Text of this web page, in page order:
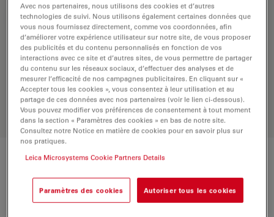
DEMANDE DE DEVIS
Découvrez la solution idéale.
Explorez notresélecteur d’objectifs
comparez les alternatives et trouvez
l’option la mieux adaptée à vos
besoins.
Caractéristiques techniques
Avec nos partenaires, nous utilisons des cookies et d’autres
technologies de suivi. Nous utilisons également certaines données que
vous nous fournissez directement, comme vos coordonnées, afin
d’améliorer votre expérience utilisateur sur notre site, de vous proposer
des publicités et du contenu personnalisés en fonction de vos
interactions avec ce site et d’autres sites, de vous permettre de partager
du contenu sur les réseaux sociaux, d’effectuer des analyses et de
mesurer l’efficacité de nos campagnes publicitaires. En cliquant sur «
Accepter tous les cookies », vous consentez à leur utilisation et au
partage de ces données avec nos partenaires (voir le lien ci-dessous).
Vous pouvez modifier vos préférences de consentement à tout moment
dans la section « Paramètres des cookies » en bas de notre site.
Consultez notre Notice en matière de cookies pour en savoir plus sur
nos pratiques.
Leica Microsystems Cookie Partners Details
Paramètres des cookies Autoriser tous les cookies